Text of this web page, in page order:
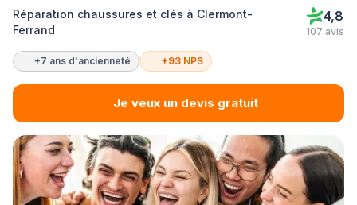
Réparation chaussures et clés à Clermont-
Ferrand
4,8
107 avis
+7 ans d'ancienneté +93 NPS
Je veux un devis gratuit